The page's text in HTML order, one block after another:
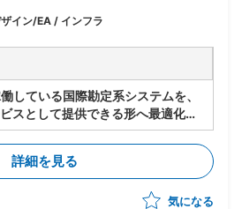
イン/EA / インフラ
している国際勘定系システムを、
スとして提供できる形へ最適化す
ャ(Windows Server等)は維持しつ
行・SaaS化を推進
完了済み、今後設計フェーズの予
詳細を見る
気になる